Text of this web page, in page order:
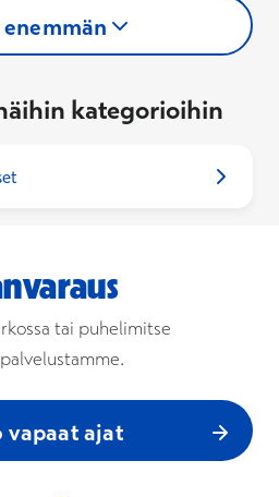
kategorioihin
tai puhelimitse
vapaat ajat